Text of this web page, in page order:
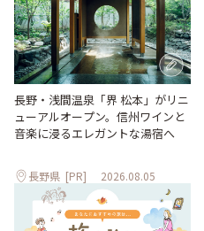
長野・浅間温泉「界 松本」がリニ
ューアルオープン。信州ワインと
音楽に浸るエレガントな湯宿へ
長野県 [PR] 2026.08.05